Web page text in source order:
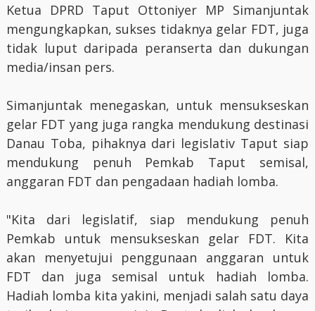
Ketua DPRD Taput Ottoniyer MP Simanjuntak
mengungkapkan, sukses tidaknya gelar FDT, juga
tidak luput daripada peranserta dan dukungan
media/insan pers.
Simanjuntak menegaskan, untuk mensukseskan
gelar FDT yang juga rangka mendukung destinasi
Danau Toba, pihaknya dari legislativ Taput siap
mendukung penuh Pemkab Taput semisal,
anggaran FDT dan pengadaan hadiah lomba.
"Kita dari legislatif, siap mendukung penuh
Pemkab untuk mensukseskan gelar FDT. Kita
akan menyetujui penggunaan anggaran untuk
FDT dan juga semisal untuk hadiah lomba.
Hadiah lomba kita yakini, menjadi salah satu daya